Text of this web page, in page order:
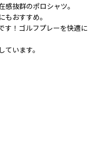
抜群のポロシャツ。
おすすめ。
す！ゴルフプレーを快適に
います。